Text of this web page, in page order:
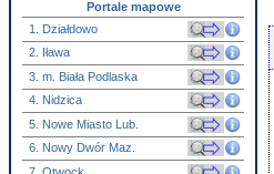
Portale mapowe
1. Działdowo
2. Iława
3. m. Biała Podlaska
4. Nidzica
5. Nowe Miasto Lub.
6. Nowy Dwór Maz.